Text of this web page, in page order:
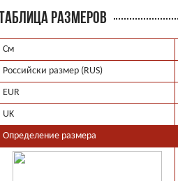
ТАБЛИЦА РАЗМЕРОВ
См
Российски размер (RUS)
EUR
UK
Определение размера